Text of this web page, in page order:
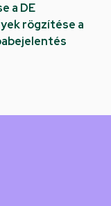
a DE
rögzítése a